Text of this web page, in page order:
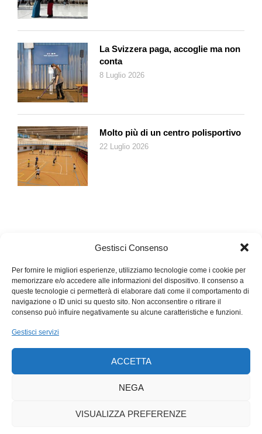
Gestisci Consenso
Per fornire le migliori esperienze, utilizziamo tecnologie come i cookie per
memorizzare e/o accedere alle informazioni del dispositivo. Il consenso a
queste tecnologie ci permetterà di elaborare dati come il comportamento di
navigazione o ID unici su questo sito. Non acconsentire o ritirare il
consenso può influire negativamente su alcune caratteristiche e funzioni.
Gestisci servizi
ACCETTA
NEGA
VISUALIZZA PREFERENZE
La Svizzera paga, accoglie ma non
conta
8 Luglio 2026
Molto più di un centro polisportivo
22 Luglio 2026